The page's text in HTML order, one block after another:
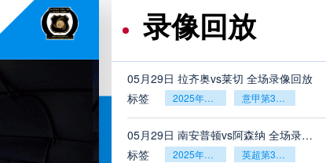
录像回放
05月29日 拉齐奥vs莱切 全场录像回放
标签
2025年5月26日 意甲第38轮
05月29日 南安普顿vs阿森纳 全场录像回放
标签
2025年5月26日 英超第38轮